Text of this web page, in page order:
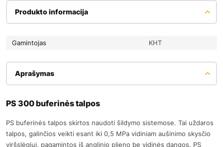
Produkto informacija
Gamintojas KHT
Aprašymas
PS 300 buferinės talpos
PS buferinės talpos skirtos naudoti šildymo sistemose. Tai uždaros
talpos, galinčios veikti esant iki 0,5 MPa vidiniam aušinimo skysčio
viršslėgiui, pagamintos iš anglinio plieno be vidinės dangos. PS